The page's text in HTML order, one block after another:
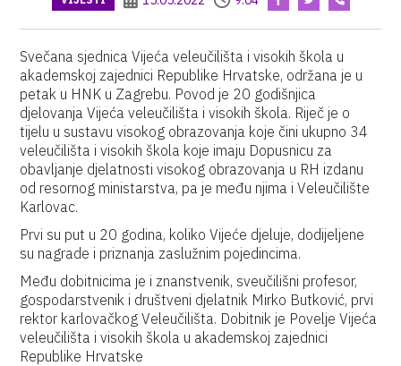
Svečana sjednica Vijeća veleučilišta i visokih škola u
akademskoj zajednici Republike Hrvatske, održana je u
petak u HNK u Zagrebu. Povod je 20 godišnjica
djelovanja Vijeća veleučilišta i visokih škola. Riječ je o
tijelu u sustavu visokog obrazovanja koje čini ukupno 34
veleučilišta i visokih škola koje imaju Dopusnicu za
obavljanje djelatnosti visokog obrazovanja u RH izdanu
od resornog ministarstva, pa je među njima i Veleučilište
Karlovac.
Prvi su put u 20 godina, koliko Vijeće djeluje, dodijeljene
su nagrade i priznanja zaslužnim pojedincima.
Među dobitnicima je i znanstvenik, sveučilišni profesor,
gospodarstvenik i društveni djelatnik Mirko Butković, prvi
rektor karlovačkog Veleučilišta. Dobitnik je Povelje Vijeća
veleučilišta i visokih škola u akademskoj zajednici
Republike Hrvatske